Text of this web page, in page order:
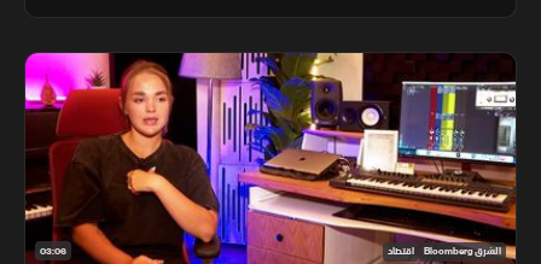
03:06 الشرق Bloomberg اقتصاد